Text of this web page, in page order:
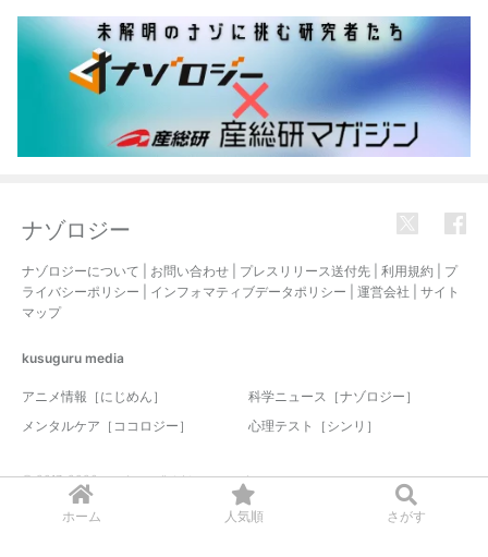
ホーム 人気順 さがす
ナゾロジー
ナゾロジーについて お問い合わせ プレスリリース送付先 利用規約
プ
ライバシーポリシー
インフォマティブデータポリシー 運営会社
サイト
マップ
kusuguru media
アニメ情報［にじめん］
科学ニュース［ナゾロジー］
メンタルケア［ココロジー］
心理テスト［シンリ］
© 2017-2026 nazology. all rights reserved.